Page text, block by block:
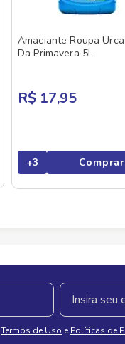
Amaciante Roupa
Da Primavera 5L
R$ 17,95
+3 Comprar
Termos de Uso e Políticas de